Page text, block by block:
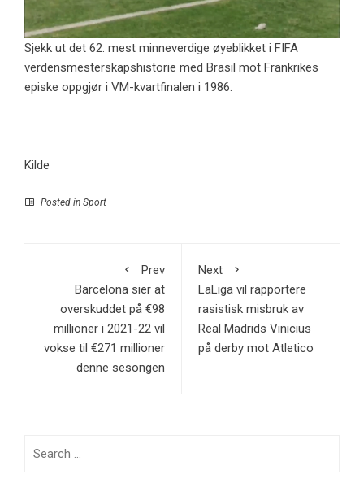
Sjekk ut det 62. mest minneverdige øyeblikket i FIFA
verdensmesterskapshistorie med Brasil mot Frankrikes
episke oppgjør i VM-kvartfinalen i 1986.
Kilde
Posted in Sport
Prev
Barcelona sier at
overskuddet på €98
millioner i 2021-22 vil
vokse til €271 millioner
denne sesongen
Next
LaLiga vil rapportere
rasistisk misbruk av
Real Madrids Vinicius
på derby mot Atletico